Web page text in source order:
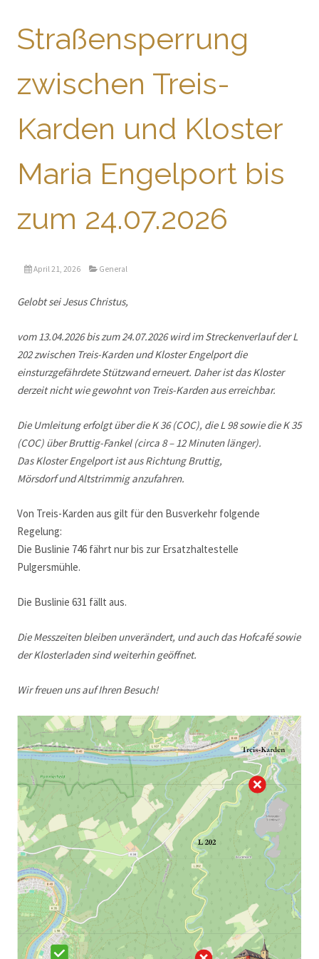
Straßensperrung
zwischen Treis-
Karden und Kloster
Maria Engelport bis
zum 24.07.2026
April 21, 2026 General
Gelobt sei Jesus Christus,
vom 13.04.2026 bis zum 24.07.2026 wird im Streckenverlauf der L
202 zwischen Treis-Karden und Kloster Engelport die
einsturzgefährdete Stützwand erneuert. Daher ist das Kloster
derzeit nicht wie gewohnt von Treis-Karden aus erreichbar.
Die Umleitung erfolgt über die K 36 (COC), die L 98 sowie die K 35
(COC) über Bruttig-Fankel (circa 8 – 12 Minuten länger).
Das Kloster Engelport ist aus Richtung Bruttig,
Mörsdorf und Altstrimmig anzufahren.
Von Treis-Karden aus gilt für den Busverkehr folgende
Regelung:
Die Buslinie 746 fährt nur bis zur Ersatzhaltestelle
Pulgersmühle.
Die Buslinie 631 fällt aus.
Die Messzeiten bleiben unverändert, und auch das Hofcafé sowie
der Klosterladen sind weiterhin geöffnet.
Wir freuen uns auf Ihren Besuch!